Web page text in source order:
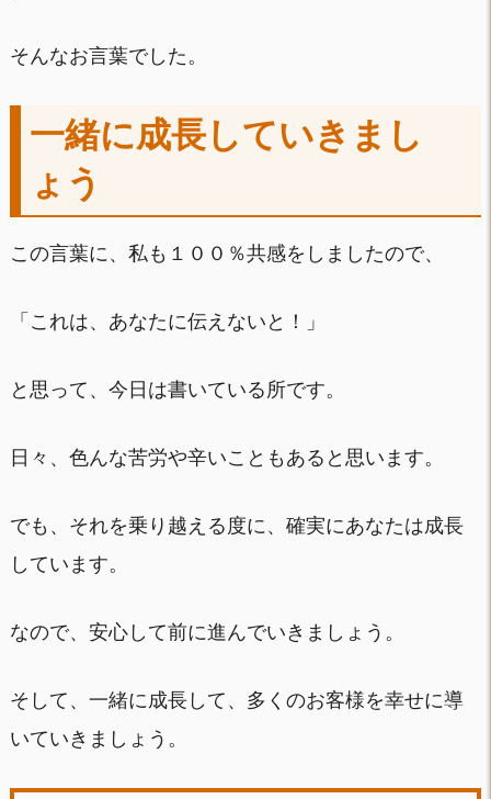
そんなお言葉でした。
一緒に成長していきまし
ょう
この言葉に、私も１００％共感をしましたので、
「これは、あなたに伝えないと！」
と思って、今日は書いている所です。
日々、色んな苦労や辛いこともあると思います。
でも、それを乗り越える度に、確実にあなたは成長
しています。
なので、安心して前に進んでいきましょう。
そして、一緒に成長して、多くのお客様を幸せに導
いていきましょう。